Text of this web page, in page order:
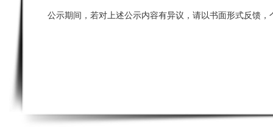
公示期间，若对上述公示内容有异议，请以书面形式反馈，